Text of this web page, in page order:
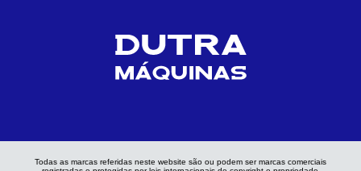
Todas as marcas referidas neste website são ou podem ser marcas comerciais